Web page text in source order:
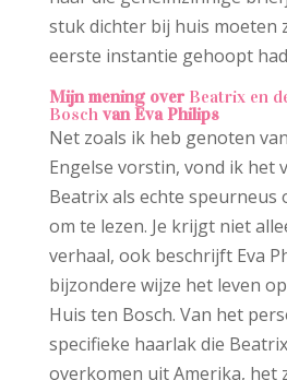
stuk dichter bij huis moeten
eerste instantie gehoopt
Mijn mening over Beatrix en
Bosch van Eva Philips
Net zoals ik heb genoten
Engelse vorstin, vond ik het
Beatrix als echte speurneus
om te lezen. Je krijgt niet
verhaal, ook beschrijft Eva
bijzondere wijze het leven
Huis ten Bosch. Van het
specifieke haarlak die
overkomen uit Amerika, het